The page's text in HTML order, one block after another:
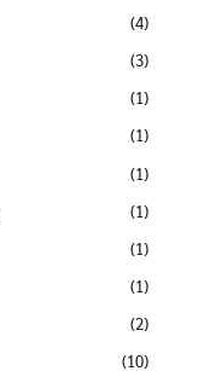
(4)
(3)
(1)
(1)
(1)
(1)
(1)
(1)
(2)
(10)